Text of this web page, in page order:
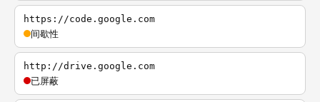
https://code.google.com
间歇性
http://drive.google.com
已屏蔽